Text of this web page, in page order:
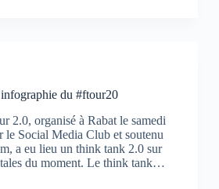
du #ftour20
2.0, organisé à Rabat le samedi
le Social Media Club et soutenu
a eu lieu un think tank 2.0 sur
du moment. Le think tank…